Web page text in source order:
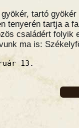
tartó gyökér
tenyerén tartja a
családért folyik
ma is:
13.